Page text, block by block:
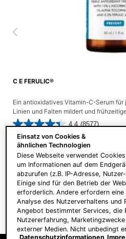
C E FERULIC®
Ein antioxidatives Vitamin-C-Serum
Linien und Falten mildert und
4.4 (8577)
Eine Größe verfügbar
30 ml
184,00 €
ZUM WARENKORB
C E
Einsatz von Cookies &
ähnlichen Technologien
Diese Webseite verwendet
um Informationen auf dem
abzurufen (z.B. IP-Adresse,
Einige sind für den Betrieb der
erforderlich. Andere erfordern
Analyse des Nutzerverhaltens und
Angebot bestimmter Services, die
Nutzererfahrung,
externer Medien. Nicht unbedingt
Datenschutzinformationen